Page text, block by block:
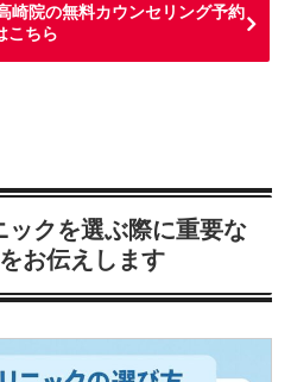
崎院の無料カウンセリング予約
こちら
ックを選ぶ際に重要な
お伝えします